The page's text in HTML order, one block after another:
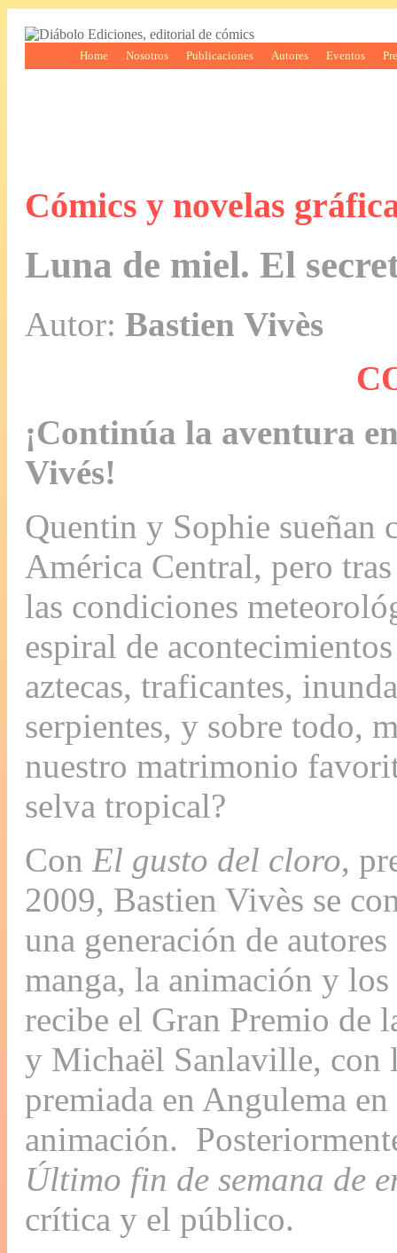
Home Nosotros Publicaciones Autores Eventos
Cómics y novelas
Luna de miel. El
Autor: Bastien Vivès
¡Continúa la aventura
Vivés!
Quentin y Sophie sueñan
América Central, pero
las condiciones
espiral de
aztecas, traficantes,
serpientes, y sobre todo,
nuestro matrimonio
selva tropical?
Con El gusto del cloro,
2009, Bastien Vivès se
una generación de
manga, la animación y
recibe el Gran Premio de
y Michaël Sanlaville, con
premiada en Angulema
animación.
Último fin de semana de
crítica y el público.